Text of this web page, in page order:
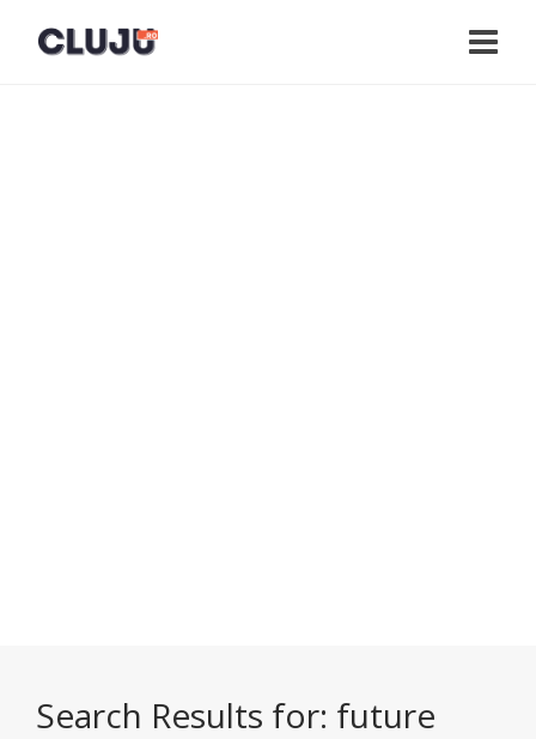
Search Results for: future